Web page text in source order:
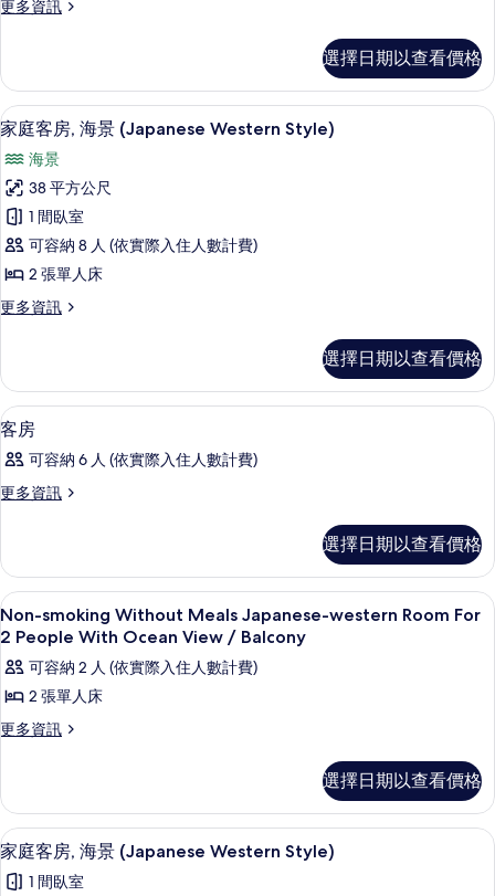
房
所
有
相
片
更多資訊
更
的
詳
情
選擇日期以查看價格
顯
示
家
庭
客
房,
景
Western
Style)
的
所
有
家庭客房, 海景 (Japanese Western
10
家庭客房, 海景 (Japanese Western Style)
海景
38 平方公尺
1 間臥室
可容納 8 人 (依實際入住人數計費)
2 張單人床
更多資訊
更
客
房,
海
(Japanese
Western
Style)
情
選擇日期以查看價格
顯
示
房
所
有
相
片
1
客房
可容納 6 人 (依實際入住人數計費)
更多資訊
更
的
詳
情
選擇日期以查看價格
顯
示
Non-
smoking
Without
Meals
Room
For
2
People
50
Non-smoking Without Meals Japanese-western Room For
2 People With Ocean View / Balcony
可容納 2 人 (依實際入住人數計費)
2 張單人床
更多資訊
更
Without
Meals
Japanese-
western
Room
選擇日期以查看價格
顯
示
8
家庭客房, 海景 (Japanese Western Style)
1 間臥室